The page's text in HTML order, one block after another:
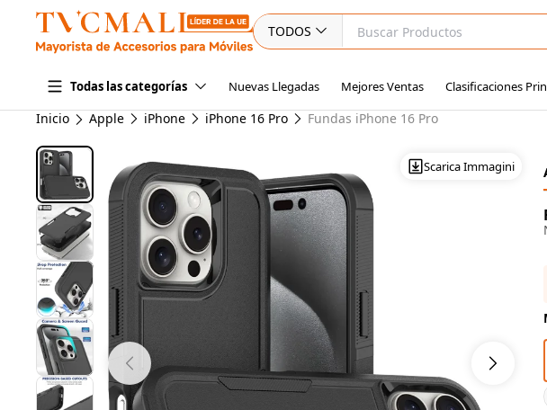
TODOS
Todas las categorías Nuevas Llegadas Mejores Ventas Clasificaciones
Inicio Apple iPhone iPhone 16 Pro Fundas iPhone 16 Pro
Scarica Immagini